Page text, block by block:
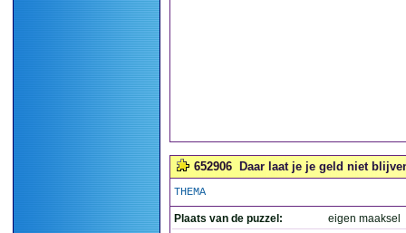
652906 Daar laat je je geld niet
THEMA
Plaats van de puzzel:
eigen maaksel